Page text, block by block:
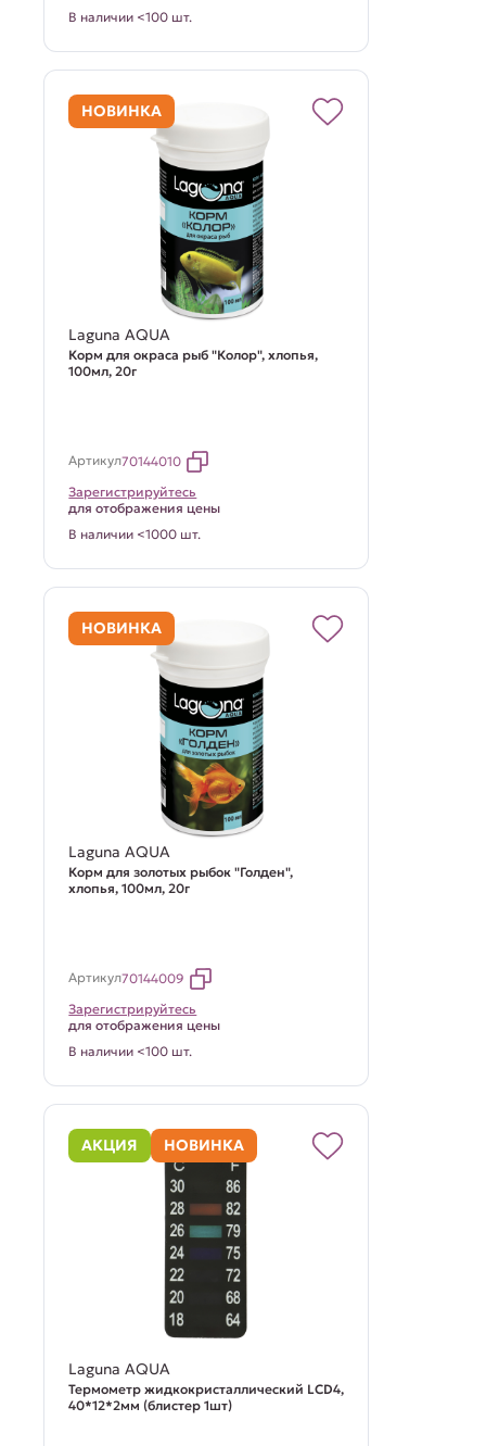
В наличии <100 шт.
НОВИНКА
Laguna AQUA
Корм для окраса рыб "Колор", хлопья,
100мл, 20г
Артикул70144010
Зарегистрируйтесь
для отображения цены
В наличии <1000 шт.
НОВИНКА
Laguna AQUA
Корм для золотых рыбок "Голден",
хлопья, 100мл, 20г
Артикул70144009
Зарегистрируйтесь
для отображения цены
В наличии <100 шт.
АКЦИЯ НОВИНКА
Laguna AQUA
Термометр жидкокристаллический LCD4,
40*12*2мм (блистер 1шт)